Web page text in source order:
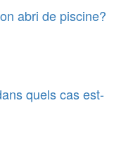
abri de piscine?
quels cas est-